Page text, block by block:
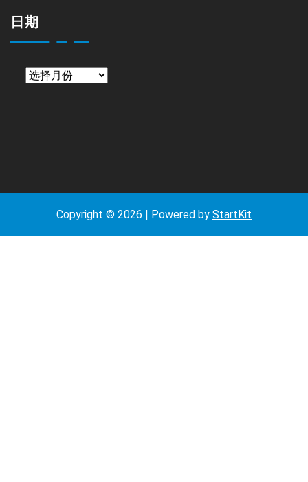
日期
Copyright © 2026 | Powered by StartKit